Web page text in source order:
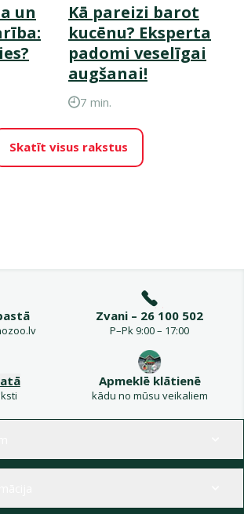
un
Kā pareizi barot
kucēnu? Eksperta
padomi veselīgai
augšanai!
7 min.
Skatīt visus rakstus
Zvani – 26 100 502
P–Pk 9:00 – 17:00
Apmeklē klātienē
kādu no mūsu veikaliem